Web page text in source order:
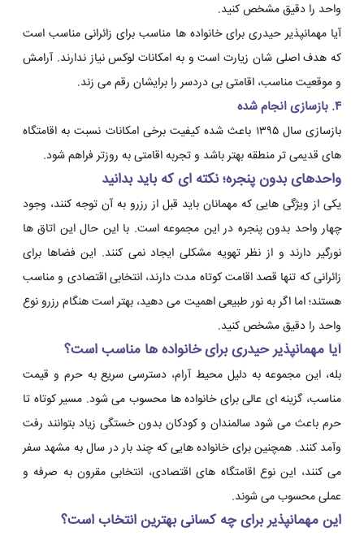
واحد را دقیق مشخص کنید.
آیا مهمانپذیر حیدری برای خانواده ها مناسب برای زائرانی مناسب است
که هدف اصلی شان زیارت است و به امکانات لوکس نیاز ندارند. آرامش
و موقعیت مناسب، اقامتی بی دردسر را برایشان رقم می زند.
۴. بازسازی انجام شده
بازسازی سال ۱۳۹۵ باعث شده کیفیت برخی امکانات نسبت به اقامتگاه
های قدیمی تر منطقه بهتر باشد و تجربه اقامتی به روزتر فراهم شود.
واحدهای بدون پنجره؛ نکته ای که باید بدانید
یکی از ویژگی هایی که مهمانان باید قبل از رزرو به آن توجه کنند، وجود
چهار واحد بدون پنجره در این مجموعه است. با این حال این اتاق ها
نورگیر دارند و از نظر تهویه مشکلی ایجاد نمی کنند. این فضاها برای
زائرانی که تنها قصد اقامت کوتاه مدت دارند، انتخابی اقتصادی و مناسب
هستند؛ اما اگر به نور طبیعی اهمیت می دهید، بهتر است هنگام رزرو نوع
واحد را دقیق مشخص کنید.
آیا مهمانپذیر حیدری برای خانواده ها مناسب است؟
بله، این مجموعه به دلیل محیط آرام، دسترسی سریع به حرم و قیمت
مناسب، گزینه ای عالی برای خانواده ها محسوب می شود. مسیر کوتاه تا
حرم باعث می شود سالمندان و کودکان بدون خستگی زیاد بتوانند رفت
وآمد کنند. همچنین برای خانواده هایی که چند بار در سال به مشهد سفر
می کنند، این نوع اقامتگاه های اقتصادی، انتخابی مقرون به صرفه و
عملی محسوب می شوند.
این مهمانپذیر برای چه کسانی بهترین انتخاب است؟